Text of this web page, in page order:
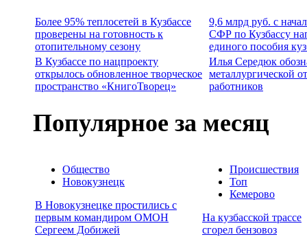
Более 95% теплосетей в Кузбассе
проверены на готовность к
отопительному сезону
9,6 млрд руб. с
СФР по Кузбассу
единого пособия
В Кузбассе по нацпроекту
открылось обновленное творческое
пространство «КнигоТворец»
Илья Середюк
металлургической
работников
Популярное за месяц
Общество
Новокузнецк
В Новокузнецке простились с
первым командиром ОМОН
Сергеем Добижей
Происшествия
Топ
Кемерово
На кузбасской трассе
сгорел бензовоз